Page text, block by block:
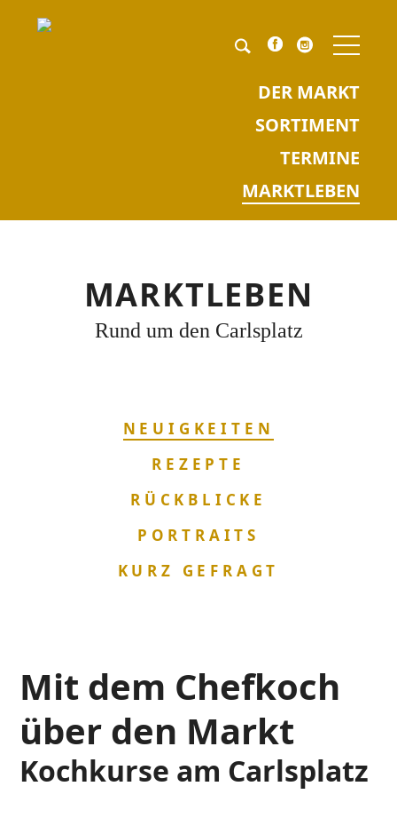
DER MARKT
SORTIMENT
TERMINE
MARKTLEBEN
Pflichtfeld
Keyword *
MARKTLEBEN
Rund um den Carlsplatz
NAVIGATION
ÜBERSPRINGEN
NEUIGKEITEN
REZEPTE
RÜCKBLICKE
PORTRAITS
KURZ GEFRAGT
Mit dem Chefkoch
über den Markt
Kochkurse am Carlsplatz